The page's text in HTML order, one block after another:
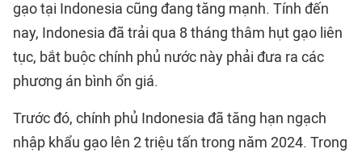
gạo tại Indonesia cũng đang tăng mạnh. Tính đến
nay, Indonesia đã trải qua 8 tháng thâm hụt gạo liên
tục, bắt buộc chính phủ nước này phải đưa ra các
phương án bình ổn giá.
Trước đó, chính phủ Indonesia đã tăng hạn ngạch
nhập khẩu gạo lên 2 triệu tấn trong năm 2024. Trong